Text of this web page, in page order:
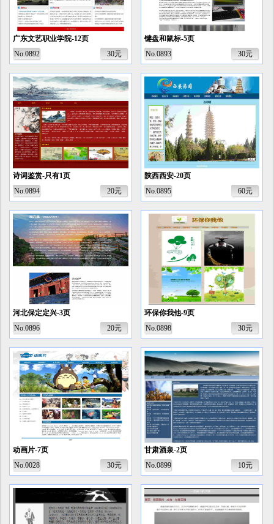
广东文艺职业学院-12页
No.0892
30元
键盘和鼠标-5页
No.0893
30元
诗词鉴赏-只有1页
No.0894
20元
陕西西安-20页
No.0895
60元
河北保定定兴-3页
No.0896
20元
环保你我他-9页
No.0898
30元
动画片-7页
No.0028
30元
甘肃酒泉-2页
No.0899
10元